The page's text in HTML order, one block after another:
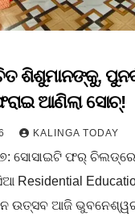
ଶିଶୁମାନଙ୍କୁ,
ଆଣିଲା ସୋଚ୍!
KALINGA TODAY
ସୋସାଇଟି ଫର୍
Residential
ଉତ୍ସବ ଆଜି ଭୁବନେଶ୍ୱର